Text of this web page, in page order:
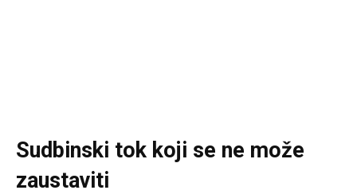
Sudbinski tok koji se ne može
zaustaviti